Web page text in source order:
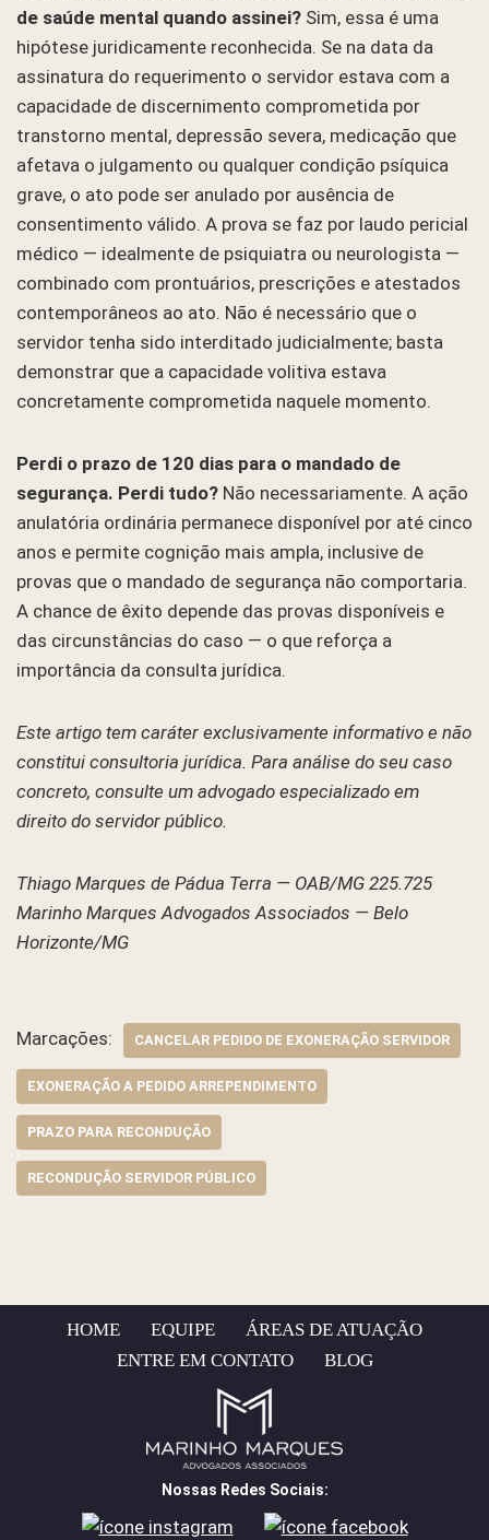
de saúde mental quando assinei? Sim, essa é uma
hipótese juridicamente reconhecida. Se na data da
assinatura do requerimento o servidor estava com a
capacidade de discernimento comprometida por
transtorno mental, depressão severa, medicação que
afetava o julgamento ou qualquer condição psíquica
grave, o ato pode ser anulado por ausência de
consentimento válido. A prova se faz por laudo pericial
médico — idealmente de psiquiatra ou neurologista —
combinado com prontuários, prescrições e atestados
contemporâneos ao ato. Não é necessário que o
servidor tenha sido interditado judicialmente; basta
demonstrar que a capacidade volitiva estava
concretamente comprometida naquele momento.
Perdi o prazo de 120 dias para o mandado de
segurança. Perdi tudo? Não necessariamente. A ação
anulatória ordinária permanece disponível por até cinco
anos e permite cognição mais ampla, inclusive de
provas que o mandado de segurança não comportaria.
A chance de êxito depende das provas disponíveis e
das circunstâncias do caso — o que reforça a
importância da consulta jurídica.
Este artigo tem caráter exclusivamente informativo e não
constitui consultoria jurídica. Para análise do seu caso
concreto, consulte um advogado especializado em
direito do servidor público.
Thiago Marques de Pádua Terra — OAB/MG 225.725
Marinho Marques Advogados Associados — Belo
Horizonte/MG
Marcações: CANCELAR PEDIDO DE EXONERAÇÃO SERVIDOR
EXONERAÇÃO A PEDIDO ARREPENDIMENTO
PRAZO PARA RECONDUÇÃO
RECONDUÇÃO SERVIDOR PÚBLICO
HOME EQUIPE
ÁREAS DE ATUAÇÃO
ENTRE EM CONTATO
BLOG
Nossas Redes Sociais: